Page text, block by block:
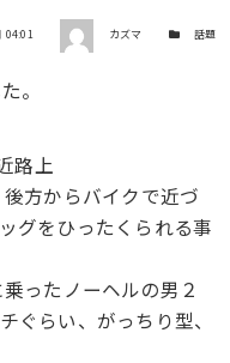
04:01 著者 カズマ カテゴリー
話題
。
路上
方からバイクで近づ
グをひったくられる事
ったノーヘルの男２
ぐらい、がっちり型、